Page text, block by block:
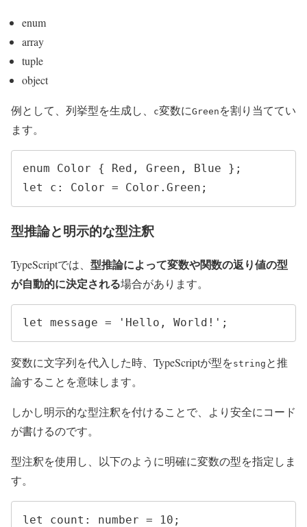
enum
array
tuple
object
例として、列挙型を生成し、 c変数にGreen を割り当ててい
ます。
enum Color { Red, Green, Blue };
let c: Color = Color.Green;
型推論と明示的な型注釈
TypeScriptでは、 型推論によって変数や関数の返り値の型
が自動的に決定される場合があります。
let message = 'Hello, World!';
変数に文字列を代入した時、TypeScriptが型をstring と推
論することを意味します。
しかし明示的な型注釈を付けることで、より安全にコード
が書けるのです。
型注釈を使用し、以下のように明確に変数の型を指定しま
す。
let count: number = 10;